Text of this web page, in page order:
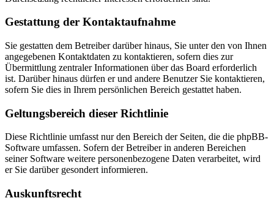
Gestattung der Kontaktaufnahme
Sie gestatten dem Betreiber darüber hinaus, Sie unter den von Ihnen
angegebenen Kontaktdaten zu kontaktieren, sofern dies zur
Übermittlung zentraler Informationen über das Board erforderlich
ist. Darüber hinaus dürfen er und andere Benutzer Sie kontaktieren,
sofern Sie dies in Ihrem persönlichen Bereich gestattet haben.
Geltungsbereich dieser Richtlinie
Diese Richtlinie umfasst nur den Bereich der Seiten, die die phpBB-
Software umfassen. Sofern der Betreiber in anderen Bereichen
seiner Software weitere personenbezogene Daten verarbeitet, wird
er Sie darüber gesondert informieren.
Auskunftsrecht